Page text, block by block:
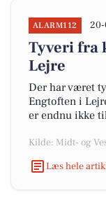
ALARM112
Tyveri fra
Lejre
Der har været
Engtoften i
er endnu ikke
Kilde: Midt- og
Læs hele